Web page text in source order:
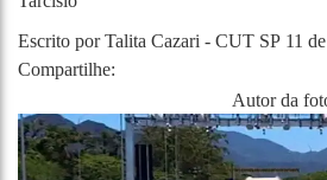
Escrito por Talita Cazari - CUT SP 11
Compartilhe:
Autor da